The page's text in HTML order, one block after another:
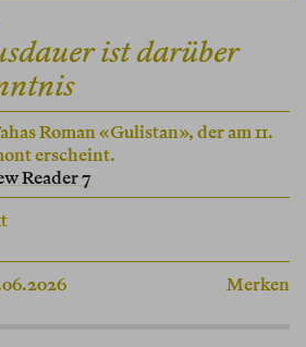
ist darüber
Roman «Gulistan», der am 11.
erscheint.
Reader 7
Merken